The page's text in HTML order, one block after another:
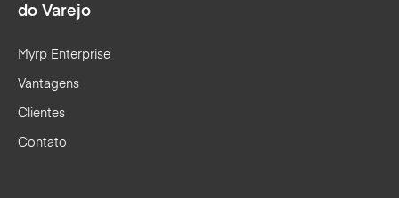
do Varejo
Myrp Enterprise
Vantagens
Clientes
Contato